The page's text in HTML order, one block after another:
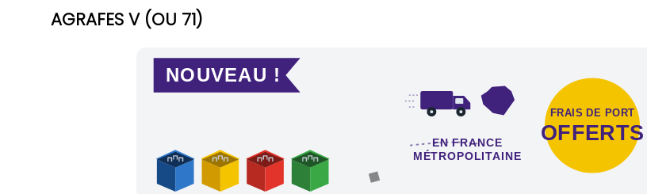
AGRAFES V (OU 71)
NOUVEAU !
EN FRANCE
MÉTROPOLITAINE
FRAIS DE PORT
OFFERTS